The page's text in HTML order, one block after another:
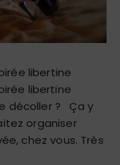
libertine
libertine
décoller ? Ça y
organiser
chez vous. Très